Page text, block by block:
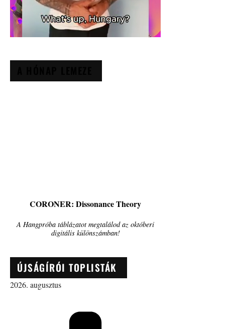
CORONER: Dissonance Theory
A Hangpróba táblázatot megtalálod az októberi
digitális különszámban!
ÚJSÁGÍRÓI TOPLISTÁK
2026. augusztus